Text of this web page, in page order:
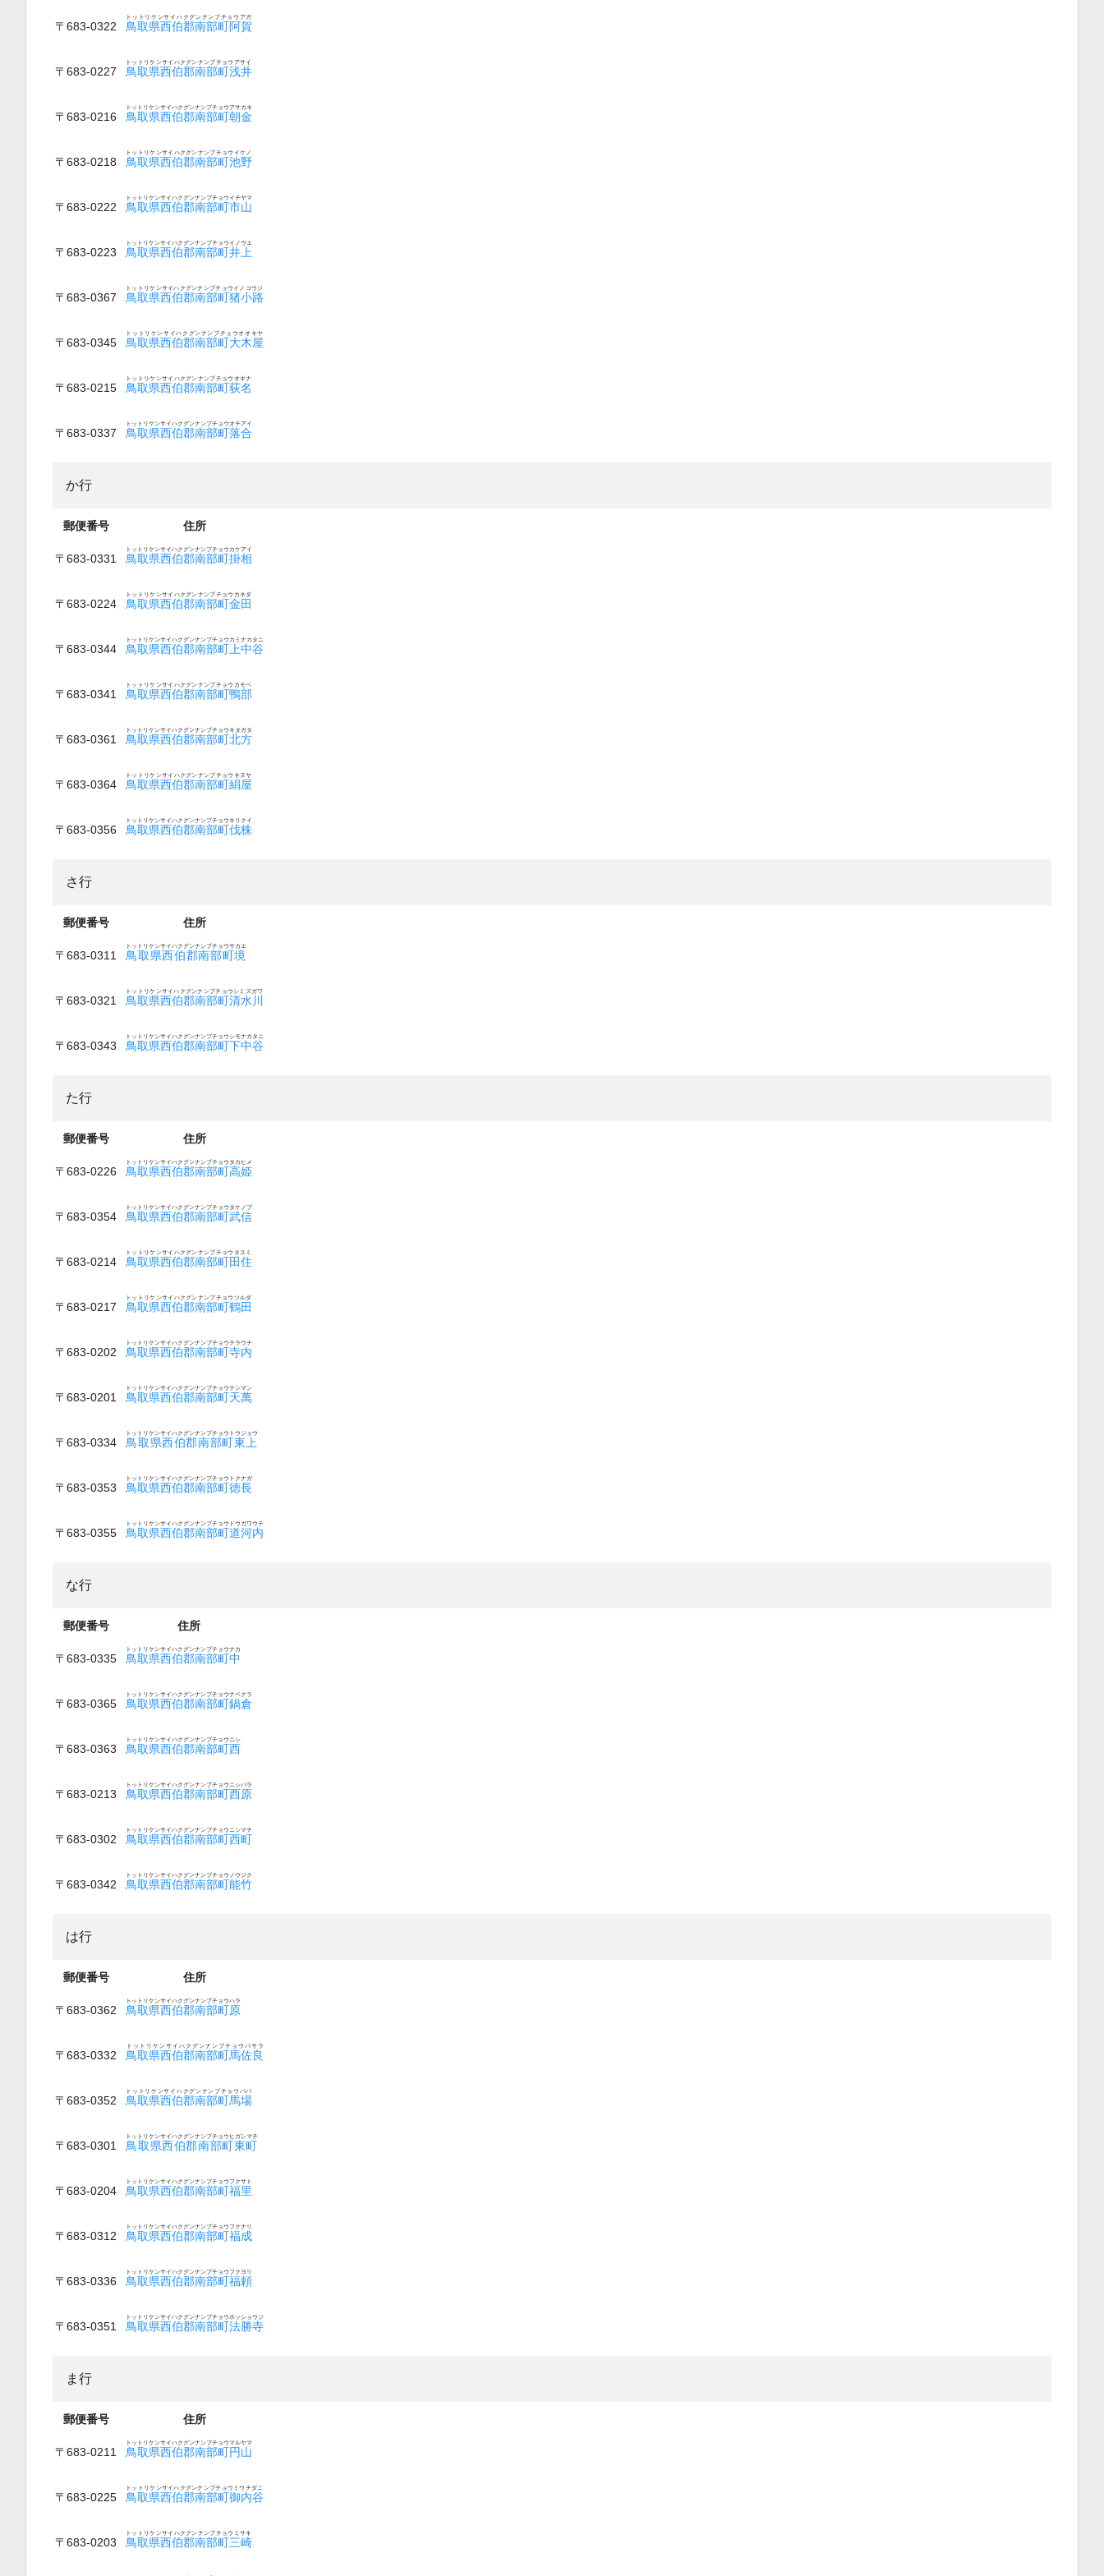
〒683-0322 鳥取県西伯郡南部町阿賀
トットリケンサイハクグンナンブチョウアガ
〒683-0227 鳥取県西伯郡南部町浅井
トットリケンサイハクグンナンブチョウアサイ
〒683-0216 鳥取県西伯郡南部町朝金
トットリケンサイハクグンナンブチョウアサカネ
〒683-0218 鳥取県西伯郡南部町池野
トットリケンサイハクグンナンブチョウイケノ
〒683-0222 鳥取県西伯郡南部町市山
トットリケンサイハクグンナンブチョウイチヤマ
〒683-0223 鳥取県西伯郡南部町井上
トットリケンサイハクグンナンブチョウイノウエ
〒683-0367 鳥取県西伯郡南部町猪小路
トットリケンサイハクグンナンブチョウイノコウジ
〒683-0345 鳥取県西伯郡南部町大木屋
トットリケンサイハクグンナンブチョウオオキヤ
〒683-0215 鳥取県西伯郡南部町荻名
トットリケンサイハクグンナンブチョウオギナ
〒683-0337 鳥取県西伯郡南部町落合
トットリケンサイハクグンナンブチョウオチアイ
か行
郵便番号 住所
〒683-0331 鳥取県西伯郡南部町掛相
トットリケンサイハクグンナンブチョウカケアイ
〒683-0224 鳥取県西伯郡南部町金田
トットリケンサイハクグンナンブチョウカネダ
〒683-0344 鳥取県西伯郡南部町上中谷
トットリケンサイハクグンナンブチョウカミナカタニ
〒683-0341 鳥取県西伯郡南部町鴨部
トットリケンサイハクグンナンブチョウカモベ
〒683-0361 鳥取県西伯郡南部町北方
トットリケンサイハクグンナンブチョウキタガタ
〒683-0364 鳥取県西伯郡南部町絹屋
トットリケンサイハクグンナンブチョウキヌヤ
〒683-0356 鳥取県西伯郡南部町伐株
トットリケンサイハクグンナンブチョウキリクイ
さ行
郵便番号 住所
〒683-0311 鳥取県西伯郡南部町境
トットリケンサイハクグンナンブチョウサカエ
〒683-0321 鳥取県西伯郡南部町清水川
トットリケンサイハクグンナンブチョウシミズガワ
〒683-0343 鳥取県西伯郡南部町下中谷
トットリケンサイハクグンナンブチョウシモナカタニ
た行
郵便番号 住所
〒683-0226 鳥取県西伯郡南部町高姫
トットリケンサイハクグンナンブチョウタカヒメ
〒683-0354 鳥取県西伯郡南部町武信
トットリケンサイハクグンナンブチョウタケノブ
〒683-0214 鳥取県西伯郡南部町田住
トットリケンサイハクグンナンブチョウタスミ
〒683-0217 鳥取県西伯郡南部町鶴田
トットリケンサイハクグンナンブチョウツルダ
〒683-0202 鳥取県西伯郡南部町寺内
トットリケンサイハクグンナンブチョウテラウチ
〒683-0201 鳥取県西伯郡南部町天萬
トットリケンサイハクグンナンブチョウテンマン
〒683-0334 鳥取県西伯郡南部町東上
トットリケンサイハクグンナンブチョウトウジョウ
〒683-0353 鳥取県西伯郡南部町徳長
トットリケンサイハクグンナンブチョウトクナガ
〒683-0355 鳥取県西伯郡南部町道河内
トットリケンサイハクグンナンブチョウドウガワウチ
な行
郵便番号 住所
〒683-0335 鳥取県西伯郡南部町中
トットリケンサイハクグンナンブチョウナカ
〒683-0365 鳥取県西伯郡南部町鍋倉
トットリケンサイハクグンナンブチョウナベクラ
〒683-0363 鳥取県西伯郡南部町西
トットリケンサイハクグンナンブチョウニシ
〒683-0213 鳥取県西伯郡南部町西原
トットリケンサイハクグンナンブチョウニシバラ
〒683-0302 鳥取県西伯郡南部町西町
トットリケンサイハクグンナンブチョウニシマチ
〒683-0342 鳥取県西伯郡南部町能竹
トットリケンサイハクグンナンブチョウノウジク
は行
郵便番号 住所
〒683-0362 鳥取県西伯郡南部町原
トットリケンサイハクグンナンブチョウハラ
〒683-0332 鳥取県西伯郡南部町馬佐良
トットリケンサイハクグンナンブチョウバサラ
〒683-0352 鳥取県西伯郡南部町馬場
トットリケンサイハクグンナンブチョウババ
〒683-0301 鳥取県西伯郡南部町東町
トットリケンサイハクグンナンブチョウヒガシマチ
〒683-0204 鳥取県西伯郡南部町福里
トットリケンサイハクグンナンブチョウフクサト
〒683-0312 鳥取県西伯郡南部町福成
トットリケンサイハクグンナンブチョウフクナリ
〒683-0336 鳥取県西伯郡南部町福頼
トットリケンサイハクグンナンブチョウフクヨリ
〒683-0351 鳥取県西伯郡南部町法勝寺
トットリケンサイハクグンナンブチョウホッショウジ
ま行
郵便番号 住所
〒683-0211 鳥取県西伯郡南部町円山
トットリケンサイハクグンナンブチョウマルヤマ
〒683-0225 鳥取県西伯郡南部町御内谷
トットリケンサイハクグンナンブチョウミウチダニ
〒683-0203 鳥取県西伯郡南部町三崎
トットリケンサイハクグンナンブチョウミサキ